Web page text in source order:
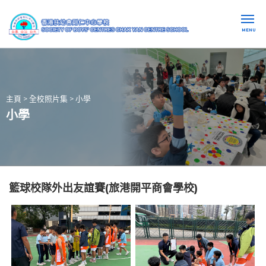
MENU
主頁 > 全校照片集 > 小學
小學
籃球校隊外出友誼賽(旅港開平商會學校)